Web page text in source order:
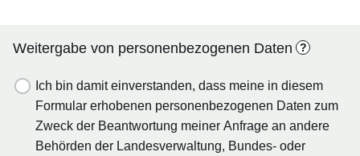
Weitergabe von personenbezogenen Daten ?
Ich bin damit einverstanden, dass meine in diesem
Formular erhobenen personenbezogenen Daten zum
Zweck der Beantwortung meiner Anfrage an andere
Behörden der Landesverwaltung, Bundes- oder